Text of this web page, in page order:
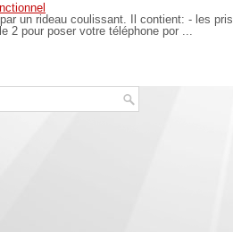
un rideau coulissant. Il contient: - les
2 pour poser votre téléphone por ...